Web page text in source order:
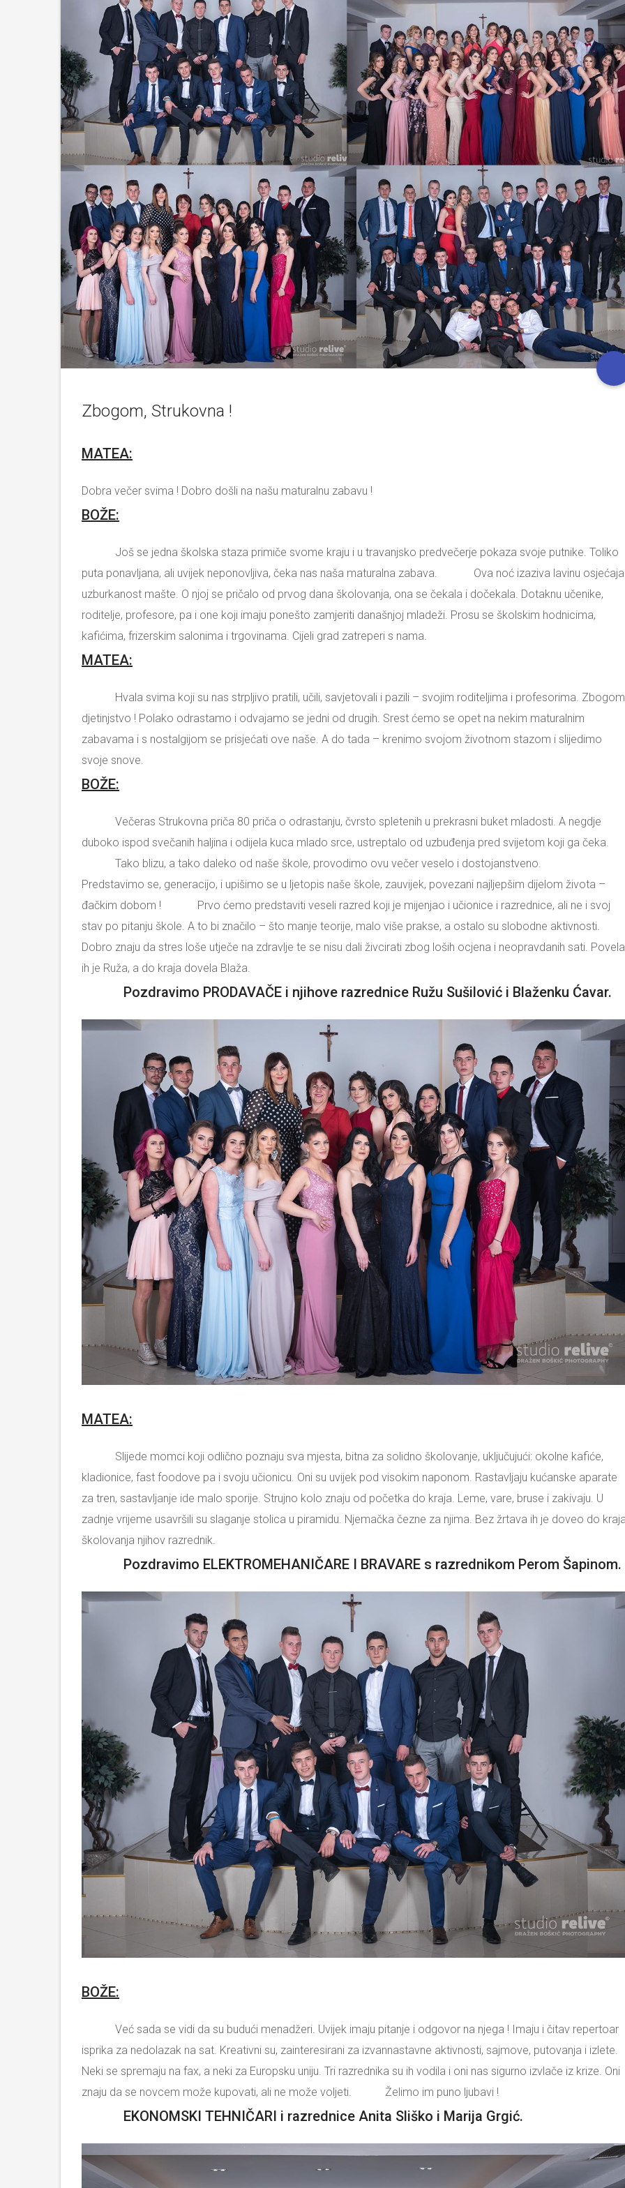
Zbogom, Strukovna !
MATEA:
Dobra večer svima ! Dobro došli na našu maturalnu zabavu !
BOŽE:
Još se jedna školska staza primiče svome kraju i u travanjsko predvečerje pokaza svoje putnike. Toliko
puta ponavljana, ali uvijek neponovljiva, čeka nas naša maturalna zabava. Ova noć izaziva lavinu
uzburkanost mašte. O njoj se pričalo od prvog dana školovanja, ona se čekala i dočekala. Dotaknu učenike,
roditelje, profesore, pa i one koji imaju ponešto zamjeriti današnjoj mladeži. Prosu se školskim hodnicima,
kafićima, frizerskim salonima i trgovinama. Cijeli grad zatreperi s nama.
MATEA:
Hvala svima koji su nas strpljivo pratili, učili, savjetovali i pazili – svojim roditeljima i profesorima. Zbogom
djetinjstvo ! Polako odrastamo i odvajamo se jedni od drugih. Srest ćemo se opet na nekim maturalnim
zabavama i s nostalgijom se prisjećati ove naše. A do tada – krenimo svojom životnom stazom i slijedimo
svoje snove.
BOŽE:
Večeras Strukovna priča 80 priča o odrastanju, čvrsto spletenih u prekrasni buket mladosti. A negdje
duboko ispod svečanih haljina i odijela kuca mlado srce, ustreptalo od uzbuđenja pred svijetom koji ga čeka.
Tako blizu, a tako daleko od naše škole, provodimo ovu večer veselo i dostojanstveno.
Predstavimo se, generacijo, i upišimo se u ljetopis naše škole, zauvijek, povezani najljepšim dijelom života –
đačkim dobom ! Prvo ćemo predstaviti veseli razred koji je mijenjao i učionice i razrednice, ali ne i svoj
stav po pitanju škole. A to bi značilo – što manje teorije, malo više prakse, a ostalo su slobodne aktivnosti.
Dobro znaju da stres loše utječe na zdravlje te se nisu dali živcirati zbog loših ocjena i neopravdanih sati. Povela
ih je Ruža, a do kraja dovela Blaža.
Pozdravimo PRODAVAČE i njihove razrednice Ružu Sušilović i Blaženku Ćavar.
MATEA:
Slijede momci koji odlično poznaju sva mjesta, bitna za solidno školovanje, uključujući: okolne kafiće,
kladionice, fast foodove pa i svoju učionicu. Oni su uvijek pod visokim naponom. Rastavljaju kućanske aparate
za tren, sastavljanje ide malo sporije. Strujno kolo znaju od početka do kraja. Leme, vare, bruse i zakivaju. U
zadnje vrijeme usavršili su slaganje stolica u piramidu. Njemačka čezne za njima. Bez žrtava ih je doveo do
školovanja njihov razrednik.
Pozdravimo ELEKTROMEHANIČARE I BRAVARE s razrednikom Perom Šapinom.
BOŽE:
Već sada se vidi da su budući menadžeri. Uvijek imaju pitanje i odgovor na njega ! Imaju i čitav repertoar
isprika za nedolazak na sat. Kreativni su, zainteresirani za izvannastavne aktivnosti, sajmove, putovanja i izlete.
Neki se spremaju na fax, a neki za Europsku uniju. Tri razrednika su ih vodila i oni nas sigurno izvlače iz krize. Oni
znaju da se novcem može kupovati, ali ne može voljeti. Želimo im puno ljubavi !
EKONOMSKI TEHNIČARI i razrednice Anita Sliško i Marija Grgić.
Upis učenika u prve razrede u školskoj
2026./2027. godini
Obavijest: Termini popravnih ispita
2025./2026.